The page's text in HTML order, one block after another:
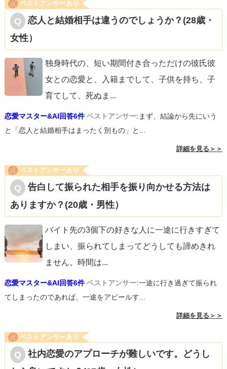
ベストアンサーあり
恋人と結婚相手は違うのでしょうか？(28歳・
女性）
独身時代の、短い期間付き合っただけの彼氏彼
女との恋愛と、入籍までして、子供を持ち、子
育てして、死ぬま ...
恋愛マスター&AI回答6件 ベストアンサー:まず、結論から先にいう
と「恋人と結婚相手はまったく別もの」と...
詳細を見る＞＞
ベストアンサーあり
告白して振られた相手を振り向かせる方法は
ありますか？(20歳・男性）
バイト先の3個下の好きな人に一途に行きすぎて
しまい、振られてしまってどうしても諦めきれ
ません。時間は...
恋愛マスター&AI回答6件 ベストアンサー:一途に行き過ぎて振られ
てしまったのであれば、一途をアピールす...
詳細を見る＞＞
ベストアンサーあり
社内恋愛のアプローチが難しいです。どうし